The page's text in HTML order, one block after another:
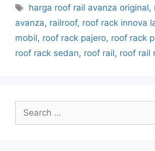
harga roof rail avanza original,
avanza, railroof, roof rack innova
mobil, roof rack pajero, roof rack
roof rack sedan, roof rail, roof rail